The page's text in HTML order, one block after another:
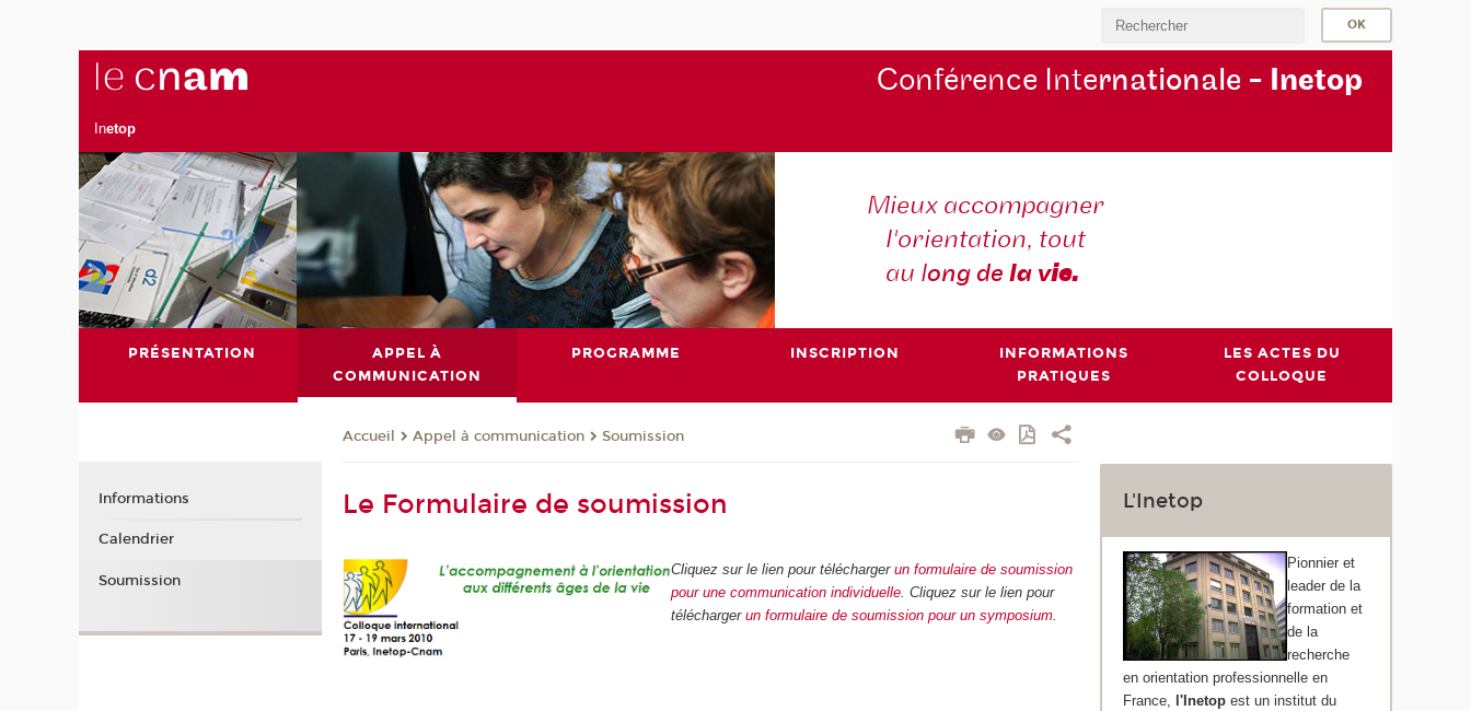
Inetop
Conférence Internationale - Inetop
Mieux accompagner
l'orientation, tout
au long dela vie.
PRÉSENTATION
APPEL À
COMMUNICATION
PROGRAMME INSCRIPTION
INFORMATIONS
PRATIQUES
LES ACTES DU
COLLOQUE
Accueil Appel à communication Soumission
Le Formulaire de soumission
Cliquez sur le lien pour téléchargerun formulaire de soumission
pour une communication individuelle .Cliquez sur le lien pour
téléchargerun formulaire de soumission pour un symposium
L'Inetop
Pionnier et
leader de la
formation et
de la
recherche
en orientation professionnelle en
France, l'Inetop est un institut du
Informations
Calendrier
Soumission